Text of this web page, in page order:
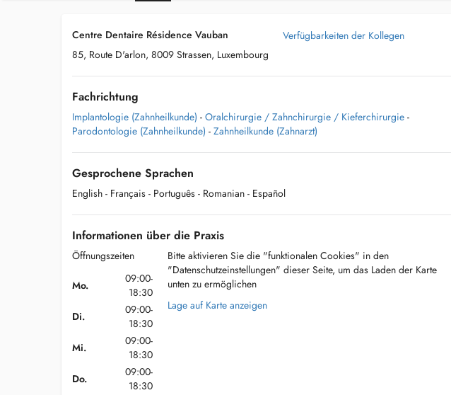
Centre Dentaire Résidence Vauban
85, Route D'arlon, 8009 Strassen, Luxembourg
Verfügbarkeiten der Kollegen
Fachrichtung
Implantologie (Zahnheilkunde) - Oralchirurgie / Zahnchirurgie / Kieferchirurgie -
Parodontologie (Zahnheilkunde) - Zahnheilkunde (Zahnarzt)
Gesprochene Sprachen
English - Français - Português - Romanian - Español
Informationen über die Praxis
Öffnungszeiten
Mo.
09:00-
18:30
Di.
09:00-
18:30
Mi.
09:00-
18:30
Do.
09:00-
18:30
Bitte aktivieren Sie die "funktionalen Cookies" in den
"Datenschutzeinstellungen" dieser Seite, um das Laden der Karte
unten zu ermöglichen
Lage auf Karte anzeigen